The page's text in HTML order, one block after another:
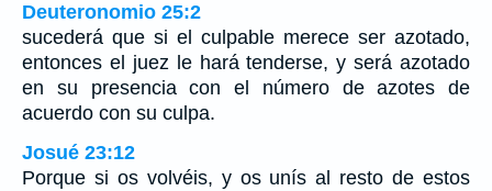
Deuteronomio 25:2
sucederá que si el culpable merece ser azotado,
entonces el juez le hará tenderse, y será azotado
en su presencia con el número de azotes de
acuerdo con su culpa.
Josué 23:12
Porque si os volvéis, y os unís al resto de estos